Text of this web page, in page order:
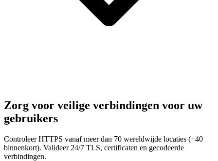
Zorg voor veilige verbindingen voor uw
gebruikers
Controleer HTTPS vanaf meer dan 70 wereldwijde locaties (+40
binnenkort). Valideer 24/7 TLS, certificaten en gecodeerde
verbindingen.